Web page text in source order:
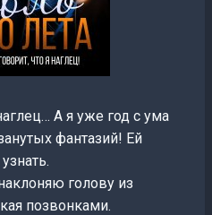
А я уже год с ума
фантазий! Ей
голову из
позвонками.